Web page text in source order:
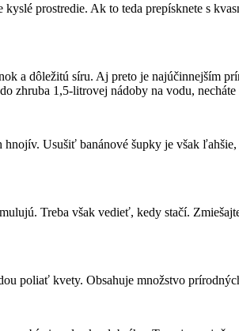
prostredie. Ak to teda prepísknete s
a dôležitú síru. Aj preto je najúčinnejším
zhruba 1,5-litrovej nádoby na vodu,
Usušiť banánové šupky je však
Treba však vedieť, kedy stačí.
poliať kvety. Obsahuje množstvo